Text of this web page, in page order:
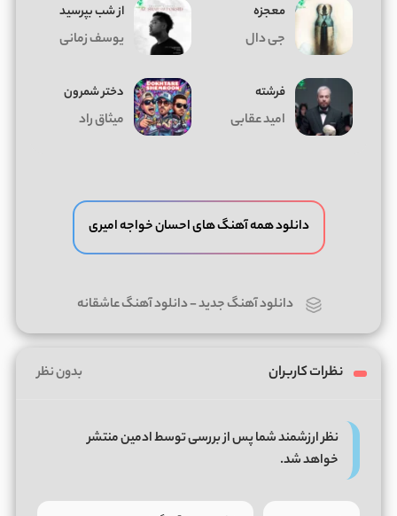
معجزه
جی دال
از شب بپرسید
یوسف زمانی
فرشته
امید عقابی
دختر شمرون
میثاق راد
دانلود همه آهنگ های احسان خواجه امیری
دانلود آهنگ جدید-دانلود آهنگ عاشقانه
نظرات کاربران بدون نظر
نظر ارزشمند شما پس از بررسی توسط ادمین منتشر
خواهد شد.